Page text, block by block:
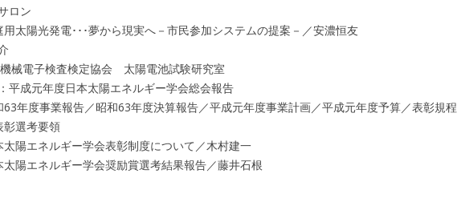
ロン
用太陽光発電･･･夢から現実へ－市民参加システムの提案－／安濃恒友
械電子検査検定協会 太陽電池試験研究室
平成元年度日本太陽エネルギー学会総会報告
63年度事業報告／昭和63年度決算報告／平成元年度事業計画／平成元年度予算／表彰規程
彰選考要領
太陽エネルギー学会表彰制度について／木村建一
太陽エネルギー学会奨励賞選考結果報告／藤井石根